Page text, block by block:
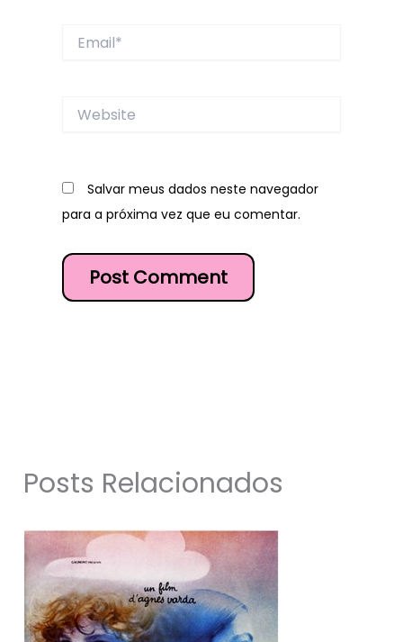
Website
Salvar meus dados neste navegador
para a próxima vez que eu comentar.
Posts Relacionados